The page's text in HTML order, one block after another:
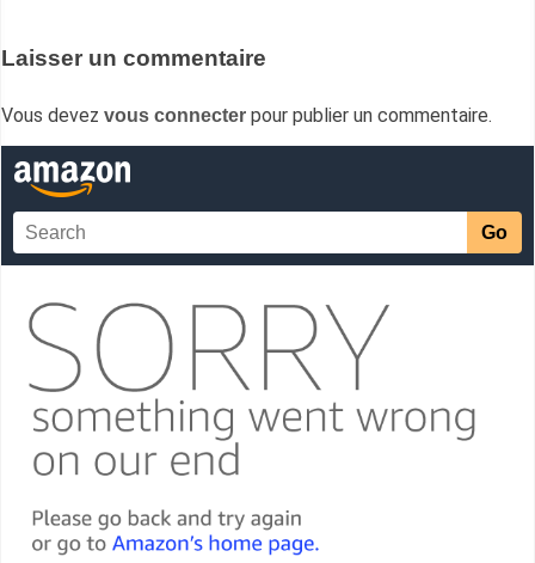
Laisser un commentaire
Vous devez vous connecter pour publier un commentaire.